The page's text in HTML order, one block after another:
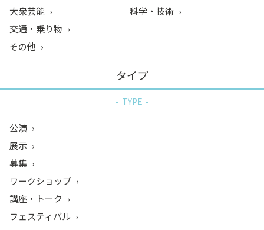
大衆芸能
科学・技術
交通・乗り物
その他
タイプ
TYPE
公演
展示
募集
ワークショップ
講座・トーク
フェスティバル